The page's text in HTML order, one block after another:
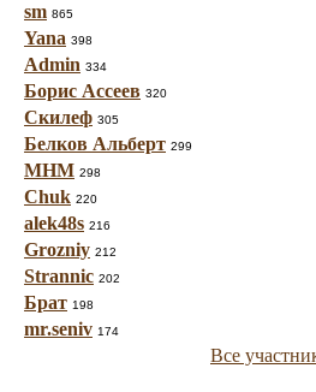
sm 865
Yana 398
Admin 334
Борис Ассеев 320
Скилеф 305
Белков Альберт 299
МНМ 298
Chuk 220
alek48s 216
Grozniy 212
Strannic 202
Брат 198
mr.seniv 174
Все